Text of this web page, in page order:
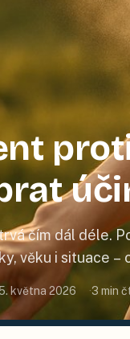
čím dál déle.
věku i situace –
května 2026 3 min